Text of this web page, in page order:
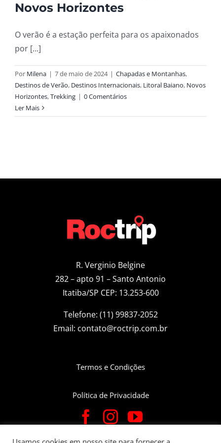
Novos Horizontes
O verão é a estação perfeita para os apaixonados
por [...]
Por Milena | 7 de maio de 2024 | Chapadas e Montanhas,
Destinos de Verão, Destinos Internacionais, Litoral Baiano, Novos
Horizontes,Trekking | 0 Comentários
Ler Mais
R. Verginio Belgine
282 – apto 91 – Santo Antonio
Itatiba/SP CEP: 13.253-600
Telefone: (11) 99837-2052
Email: contato@roctrip.com.br
Termos e Condições
Política de Privacidade